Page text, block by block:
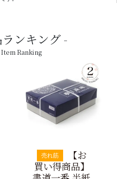
ンキング
Ranking
売れ筋
【お
買い得商品】